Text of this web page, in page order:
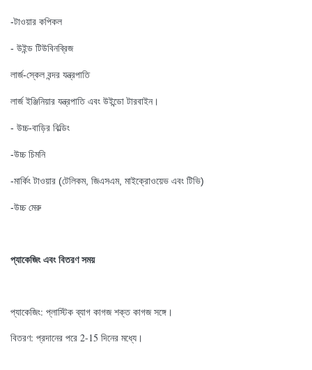
-টাওয়ার কপিকল
- উইন্ড টিউবিনব্রিজ
লার্জ-স্কেল বন্দর যন্ত্রপাতি
লার্জ ইঞ্জিনিয়ার যন্ত্রপাতি এবং উইন্ডো টারবাইন।
- উচ্চ-বাড়ির বিল্ডিং
-উচ্চ চিমনি
-মার্কিং টাওয়ার (টেলিকম, জিএসএম, মাইক্রোওয়েভ এবং টিভি)
-উচ্চ মেরু
প্যাকেজিং এবং বিতরণ সময়
প্যাকেজিং: প্লাস্টিক ব্যাগ কাগজ শক্ত কাগজ সঙ্গে।
বিতরণ: প্রদানের পরে 2-15 দিনের মধ্যে।